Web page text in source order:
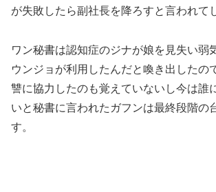
が失敗したら副社長を降ろすと言われて
ワン秘書は認知症のジナが娘を見失い弱
ウンジョが利用したんだと喚き出したの
讐に協力したのも覚えていないし今は誰
いと秘書に言われたガフンは最終段階の
す。